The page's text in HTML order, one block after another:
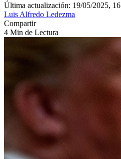
Última actualización: 19/05/2025, 16
Luis Alfredo Ledezma
Compartir
4 Min de Lectura